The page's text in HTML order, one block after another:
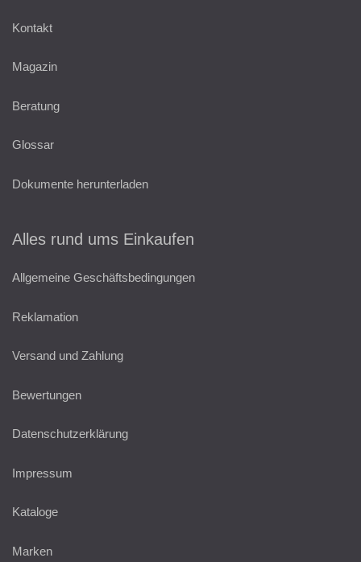
Kontakt
Magazin
Beratung
Glossar
Dokumente herunterladen
Alles rund ums Einkaufen
Allgemeine Geschäftsbedingungen
Reklamation
Versand und Zahlung
Bewertungen
Datenschutzerklärung
Impressum
Kataloge
Marken